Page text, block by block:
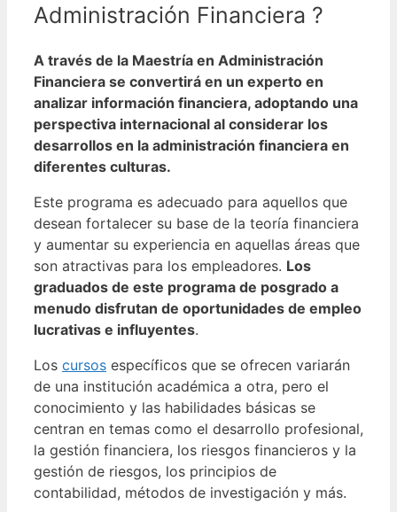
Administración Financiera ?
A través de la Maestría en Administración
Financiera se convertirá en un experto en
analizar información financiera, adoptando una
perspectiva internacional al considerar los
desarrollos en la administración financiera en
diferentes culturas.
Este programa es adecuado para aquellos que
desean fortalecer su base de la teoría financiera
y aumentar su experiencia en aquellas áreas que
son atractivas para los empleadores. Los
graduados de este programa de posgrado a
menudo disfrutan de oportunidades de empleo
lucrativas e influyentes.
Los cursos específicos que se ofrecen variarán
de una institución académica a otra, pero el
conocimiento y las habilidades básicas se
centran en temas como el desarrollo profesional,
la gestión financiera, los riesgos financieros y la
gestión de riesgos, los principios de
contabilidad, métodos de investigación y más.